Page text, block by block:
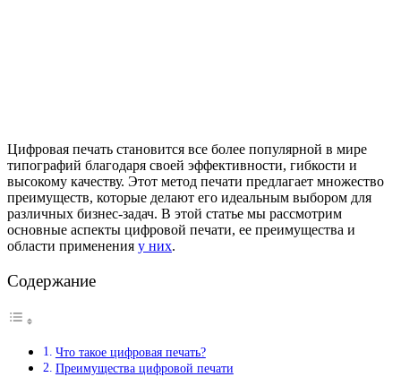
Цифровая печать становится все более популярной в мире
типографий благодаря своей эффективности, гибкости и
высокому качеству. Этот метод печати предлагает множество
преимуществ, которые делают его идеальным выбором для
различных бизнес-задач. В этой статье мы рассмотрим
основные аспекты цифровой печати, ее преимущества и
области применения у них.
Содержание
Что такое цифровая печать?
Преимущества цифровой печати